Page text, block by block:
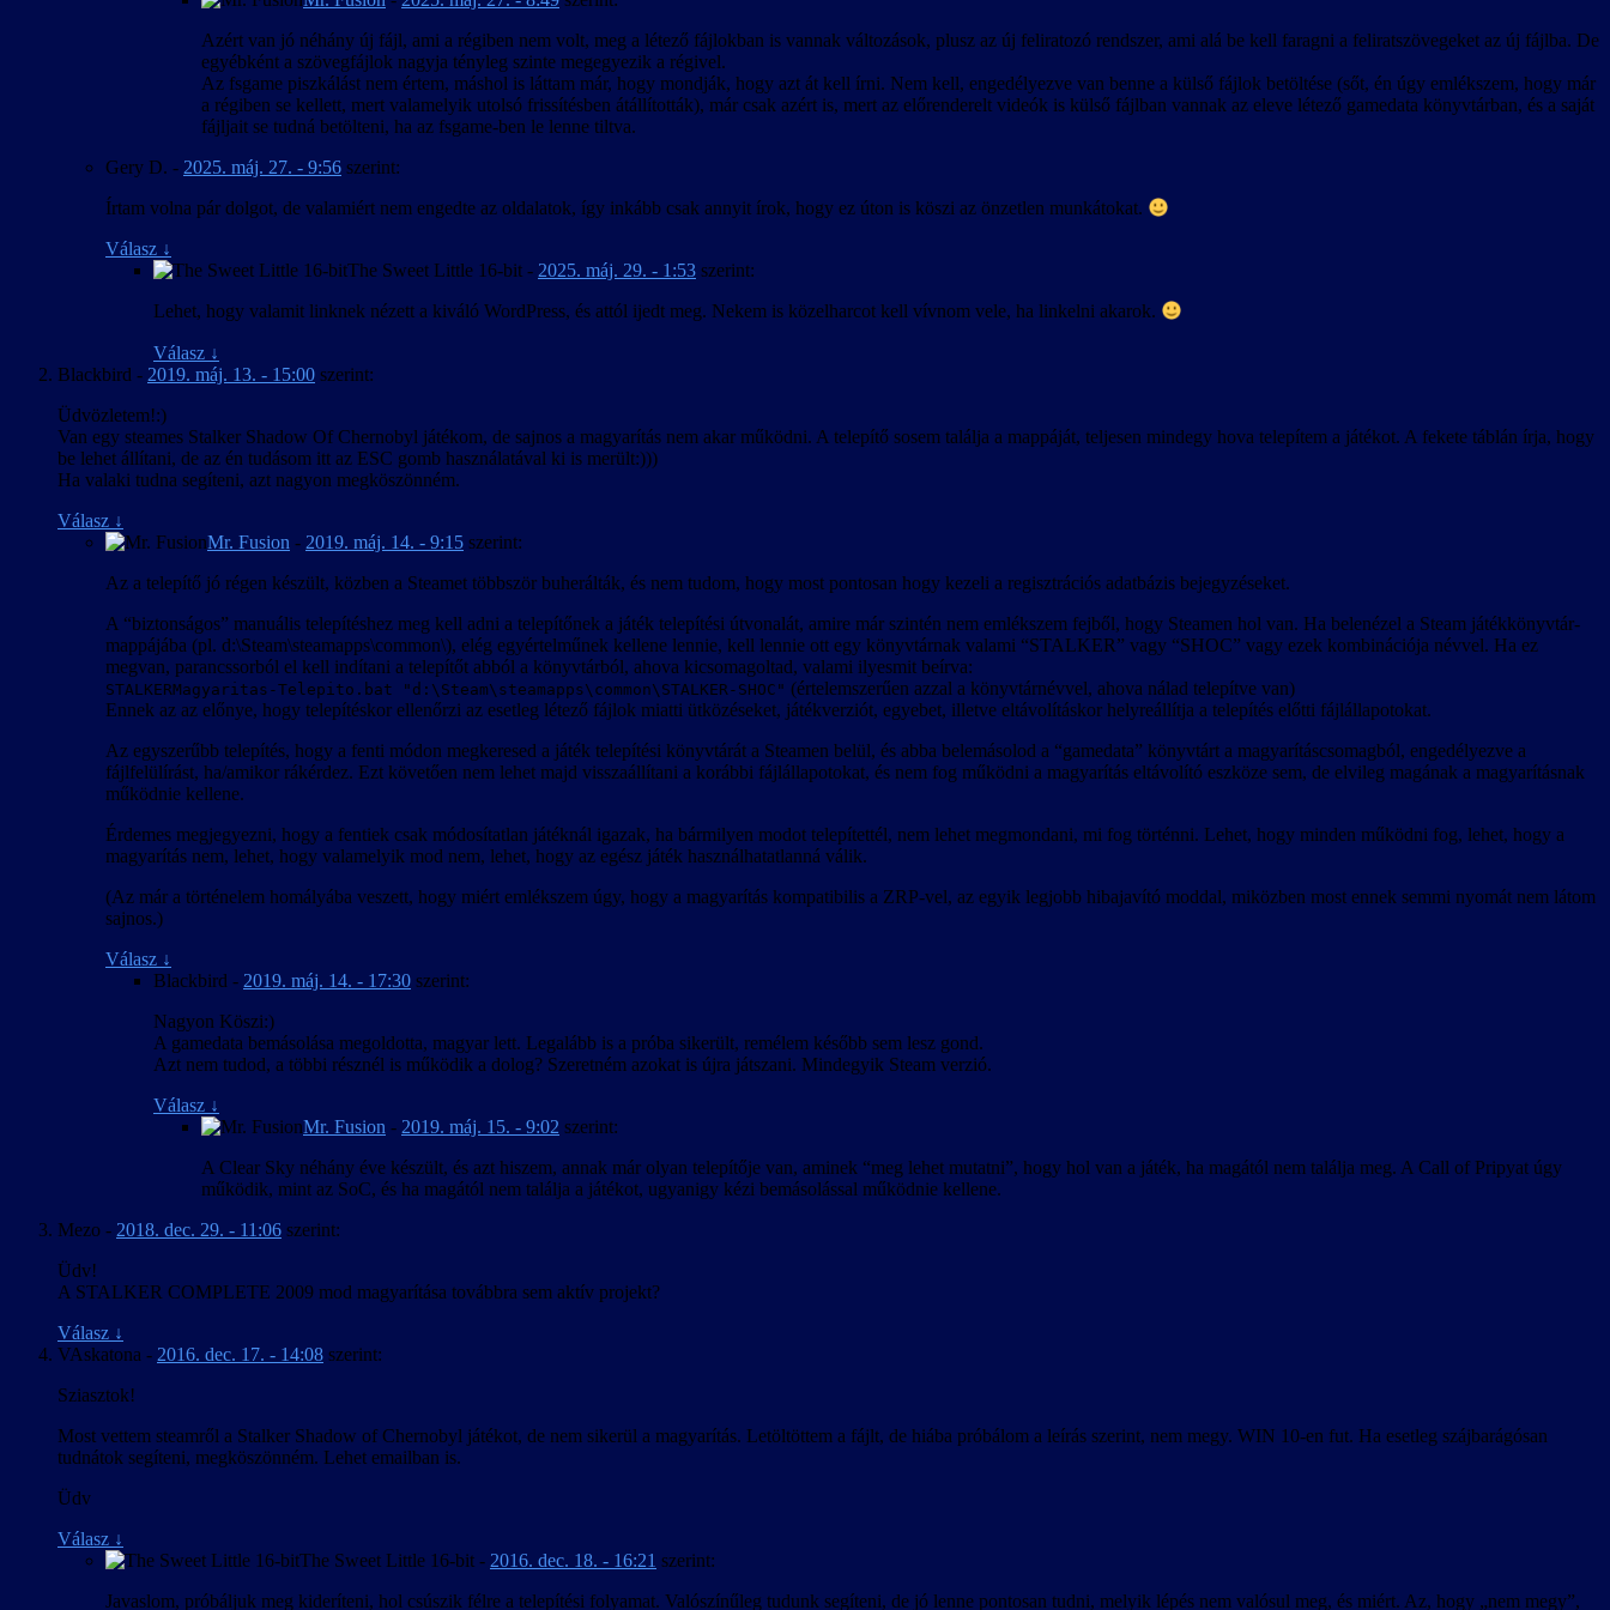
Azért van jó néhány új fájl, ami a régiben nem volt, meg a létező fájlokban is vannak változások, plusz az új feliratozó rendszer, ami alá be kell faragni a feliratszövegeket az új fájlba. De
egyébként a szövegfájlok nagyja tényleg szinte megegyezik a régivel.
Az fsgame piszkálást nem értem, máshol is láttam már, hogy mondják, hogy azt át kell írni. Nem kell, engedélyezve van benne a külső fájlok betöltése (sőt, én úgy emlékszem, hogy már
a régiben se kellett, mert valamelyik utolsó frissítésben átállították), már csak azért is, mert az előrenderelt videók is külső fájlban vannak az eleve létező gamedata könyvtárban, és a saját
fájljait se tudná betölteni, ha az fsgame-ben le lenne tiltva.
Gery D. - 2025. máj. 27. - 9:56 szerint:
Írtam volna pár dolgot, de valamiért nem engedte az oldalatok, így inkább csak annyit írok, hogy ez úton is köszi az önzetlen munkátokat.
Válasz ↓
The Sweet Little 16-bit - 2025. máj. 29. - 1:53 szerint:
Lehet, hogy valamit linknek nézett a kiváló WordPress, és attól ijedt meg. Nekem is közelharcot kell vívnom vele, ha linkelni akarok.
Válasz ↓
Blackbird - 2019. máj. 13. - 15:00 szerint:
Üdvözletem!:)
Van egy steames Stalker Shadow Of Chernobyl játékom, de sajnos a magyarítás nem akar működni. A telepítő sosem találja a mappáját, teljesen mindegy hova telepítem a játékot. A fekete táblán írja, hogy
be lehet állítani, de az én tudásom itt az ESC gomb használatával ki is merült:)))
Ha valaki tudna segíteni, azt nagyon megköszönném.
Válasz ↓
Mr. Fusion - 2019. máj. 14. - 9:15 szerint:
Az a telepítő jó régen készült, közben a Steamet többször buherálták, és nem tudom, hogy most pontosan hogy kezeli a regisztrációs adatbázis bejegyzéseket.
A “biztonságos” manuális telepítéshez meg kell adni a telepítőnek a játék telepítési útvonalát, amire már szintén nem emlékszem fejből, hogy Steamen hol van. Ha belenézel a Steam játékkönyvtár-
mappájába (pl. d:\Steam\steamapps\common\), elég egyértelműnek kellene lennie, kell lennie ott egy könyvtárnak valami “STALKER” vagy “SHOC” vagy ezek kombinációja névvel. Ha ez
megvan, parancssorból el kell indítani a telepítőt abból a könyvtárból, ahova kicsomagoltad, valami ilyesmit beírva:
STALKERMagyaritas-Telepito.bat "d:\Steam\steamapps\common\STALKER-SHOC" (értelemszerűen azzal a könyvtárnévvel, ahova nálad telepítve van)
Ennek az az előnye, hogy telepítéskor ellenőrzi az esetleg létező fájlok miatti ütközéseket, játékverziót, egyebet, illetve eltávolításkor helyreállítja a telepítés előtti fájlállapotokat.
Az egyszerűbb telepítés, hogy a fenti módon megkeresed a játék telepítési könyvtárát a Steamen belül, és abba belemásolod a “gamedata” könyvtárt a magyarításcsomagból, engedélyezve a
fájlfelülírást, ha/amikor rákérdez. Ezt követően nem lehet majd visszaállítani a korábbi fájlállapotokat, és nem fog működni a magyarítás eltávolító eszköze sem, de elvileg magának a magyarításnak
működnie kellene.
Érdemes megjegyezni, hogy a fentiek csak módosítatlan játéknál igazak, ha bármilyen modot telepítettél, nem lehet megmondani, mi fog történni. Lehet, hogy minden működni fog, lehet, hogy a
magyarítás nem, lehet, hogy valamelyik mod nem, lehet, hogy az egész játék használhatatlanná válik.
(Az már a történelem homályába veszett, hogy miért emlékszem úgy, hogy a magyarítás kompatibilis a ZRP-vel, az egyik legjobb hibajavító moddal, miközben most ennek semmi nyomát nem látom
sajnos.)
Válasz ↓
Blackbird - 2019. máj. 14. - 17:30 szerint:
Nagyon Köszi:)
A gamedata bemásolása megoldotta, magyar lett. Legalább is a próba sikerült, remélem később sem lesz gond.
Azt nem tudod, a többi résznél is működik a dolog? Szeretném azokat is újra játszani. Mindegyik Steam verzió.
Válasz ↓
Mr. Fusion - 2019. máj. 15. - 9:02 szerint:
A Clear Sky néhány éve készült, és azt hiszem, annak már olyan telepítője van, aminek “meg lehet mutatni”, hogy hol van a játék, ha magától nem találja meg. A Call of Pripyat úgy
működik, mint az SoC, és ha magától nem találja a játékot, ugyanigy kézi bemásolással működnie kellene.
Mezo - 2018. dec. 29. - 11:06 szerint:
Üdv!
A STALKER COMPLETE 2009 mod magyarítása továbbra sem aktív projekt?
Válasz ↓
VAskatona - 2016. dec. 17. - 14:08 szerint:
Sziasztok!
Most vettem steamről a Stalker Shadow of Chernobyl játékot, de nem sikerül a magyarítás. Letöltöttem a fájlt, de hiába próbálom a leírás szerint, nem megy. WIN 10-en fut. Ha esetleg szájbarágósan
tudnátok segíteni, megköszönném. Lehet emailban is.
Üdv
Válasz ↓
The Sweet Little 16-bit - 2016. dec. 18. - 16:21 szerint:
Javaslom, próbáljuk meg kideríteni, hol csúszik félre a telepítési folyamat. Valószínűleg tudunk segíteni, de jó lenne pontosan tudni, melyik lépés nem valósul meg, és miért. Az, hogy „nem megy”,